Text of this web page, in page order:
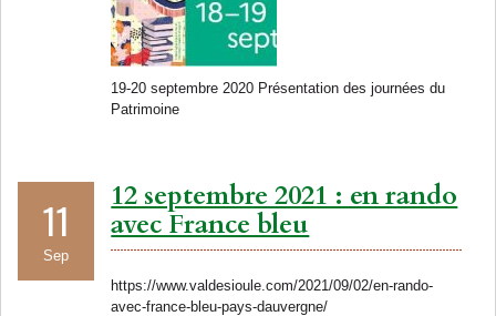
19-20 septembre 2020 Présentation des journées du
Patrimoine
11
Sep
12 septembre 2021 : en rando
avec France bleu
https://www.valdesioule.com/2021/09/02/en-rando-
avec-france-bleu-pays-dauvergne/